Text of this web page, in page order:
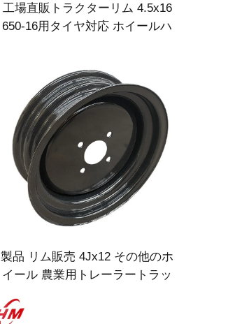
工場直販トラクターリム 4.5x16
650-16用タイヤ対応 ホイールハ
製品 リム販売 4Jx12 その他のホ
イール 農業用トレーラートラッ